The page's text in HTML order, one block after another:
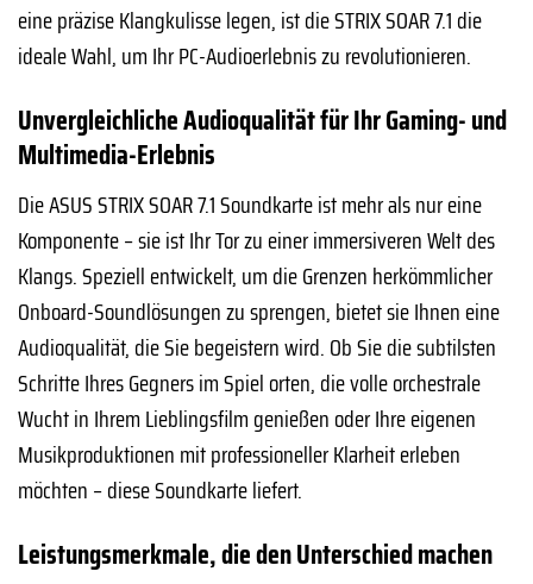
eine präzise Klangkulisse legen, ist die STRIX SOAR 7.1 die
ideale Wahl, um Ihr PC-Audioerlebnis zu revolutionieren.
Unvergleichliche Audioqualität für Ihr Gaming- und
Multimedia-Erlebnis
Die ASUS STRIX SOAR 7.1 Soundkarte ist mehr als nur eine
Komponente – sie ist Ihr Tor zu einer immersiveren Welt des
Klangs. Speziell entwickelt, um die Grenzen herkömmlicher
Onboard-Soundlösungen zu sprengen, bietet sie Ihnen eine
Audioqualität, die Sie begeistern wird. Ob Sie die subtilsten
Schritte Ihres Gegners im Spiel orten, die volle orchestrale
Wucht in Ihrem Lieblingsfilm genießen oder Ihre eigenen
Musikproduktionen mit professioneller Klarheit erleben
möchten – diese Soundkarte liefert.
Leistungsmerkmale, die den Unterschied machen